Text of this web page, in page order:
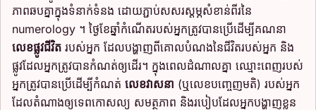
ភាពឆបគ្នាក្នុងទំនាក់ទំនង ដោយភ្ជាប់សសរស្តម្ភសំខាន់ពីរនៃ
numerology ។ ថ្ងៃខែឆ្នាំកំណើតរបស់អ្នកត្រូវបានប្រើដើម្បីគណនា
លេខផ្លូវជីវិត របស់អ្នក ដែលបង្ហាញពីគោលបំណងនៃជីវិតរបស់អ្នក និង
ផ្លូវដែលអ្នកត្រូវបានកំណត់ឲ្យដើរ។ ក្នុងពេលដំណាលគ្នា ឈ្មោះពេញរបស់
អ្នកត្រូវបានប្រើដើម្បីកំណត់ លេខវាសនា (ឬលេខបញ្ចេញមតិ) របស់អ្នក
ដែលតំណាងឲ្យទេពកោសល្យ សមត្ថភាព និងរបៀបដែលអ្នកបង្ហាញខ្លួន